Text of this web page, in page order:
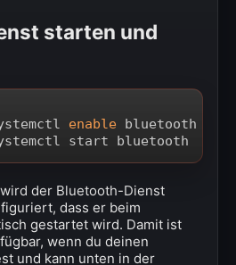
starten und
enable bluetooth
start bluetooth
der Bluetooth-Dienst
dass er beim
gestartet wird. Damit ist
wenn du deinen
und kann unten in der